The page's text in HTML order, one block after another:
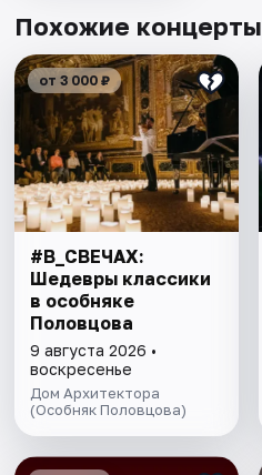
Похожие концерты
от 3 000 ₽
#В_СВЕЧАХ:
Шедевры классики
в особняке
Половцова
9 августа 2026 •
воскресенье
Дом Архитектора
(Особняк Половцова)